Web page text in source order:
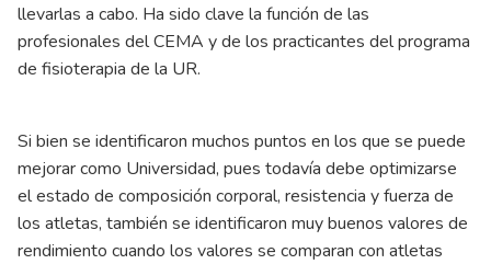
llevarlas a cabo. Ha sido clave la función de las
profesionales del CEMA y de los practicantes del programa
de fisioterapia de la UR.
Si bien se identificaron muchos puntos en los que se puede
mejorar como Universidad, pues todavía debe optimizarse
el estado de composición corporal, resistencia y fuerza de
los atletas, también se identificaron muy buenos valores de
rendimiento cuando los valores se comparan con atletas